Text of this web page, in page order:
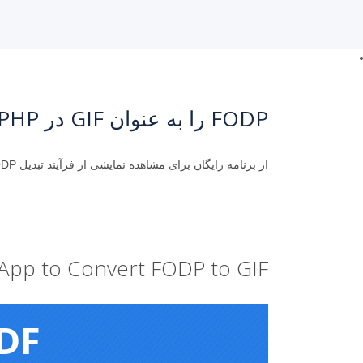
FODP را به عنوان GIF در PHP ذخیره کنید
از برنامه رایگان برای مشاهده نمایشی از فرآیند تبدیل FODP به GIF استفاده کنید.
to Convert FODP to GIF